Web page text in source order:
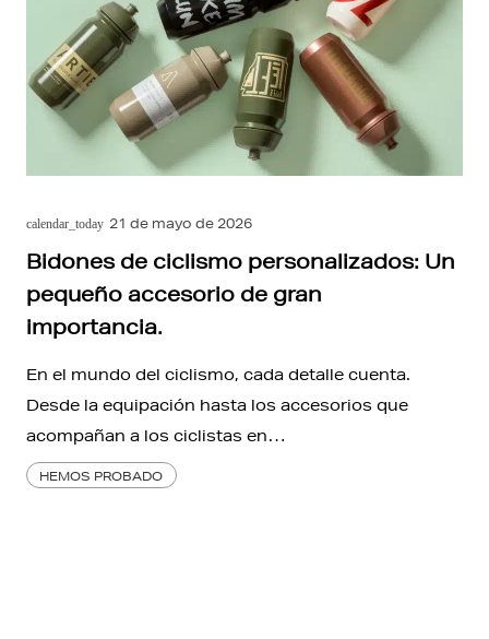
calendar_today 21 de mayo de 2026
Bidones de ciclismo personalizados: Un
pequeño accesorio de gran
importancia.
En el mundo del ciclismo, cada detalle cuenta.
Desde la equipación hasta los accesorios que
acompañan a los ciclistas en…
HEMOS PROBADO